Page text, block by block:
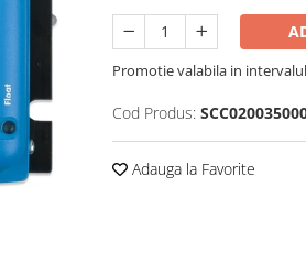
Promotie valabila in
Cod Produs:
Adauga la Favorite